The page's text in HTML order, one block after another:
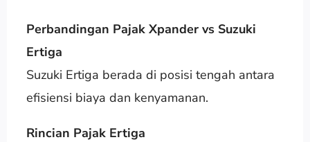
Perbandingan Pajak Xpander vs Suzuki
Ertiga
Suzuki Ertiga berada di posisi tengah antara
efisiensi biaya dan kenyamanan.
Rincian Pajak Ertiga